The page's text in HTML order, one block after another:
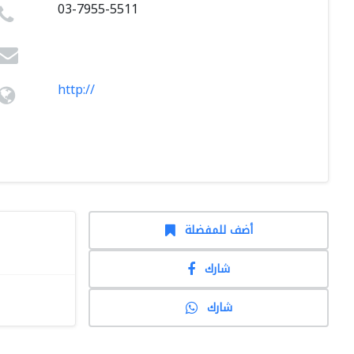
03-7955-5511
http://
أضف للمفضلة
شارك
شارك